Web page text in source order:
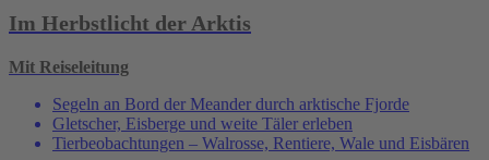
Im Herbstlicht der Arktis
Mit Reiseleitung
Segeln an Bord der Meander durch arktische Fjorde
Gletscher, Eisberge und weite Täler erleben
Tierbeobachtungen – Walrosse, Rentiere, Wale und Eisbären